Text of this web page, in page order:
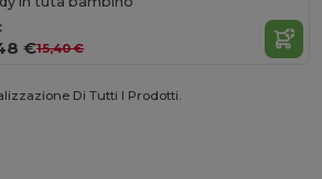
€15,40 €
Di Tutti I Prodotti.